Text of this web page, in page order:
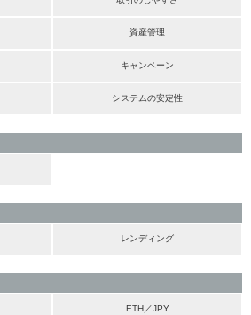
資産管理
キャンペーン
システムの安定性
レンディング
ETH／JPY